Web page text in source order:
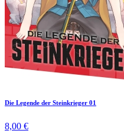
Die Legende der Steinkrieger 01
8,00 €